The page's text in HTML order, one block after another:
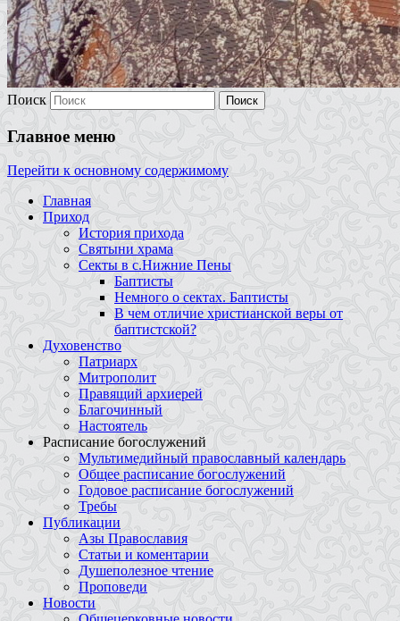
Поиск
Главное меню
Перейти к основному содержимому
Главная
Приход
История прихода
Святыни храма
Секты в с.Нижние Пены
Баптисты
Немного о сектах. Баптисты
В чем отличие христианской веры от
баптистской?
Духовенство
Патриарх
Митрополит
Правящий архиерей
Благочинный
Настоятель
Расписание богослужений
Мультимедийный православный календарь
Общее расписание богослужений
Годовое расписание богослужений
Требы
Публикации
Азы Православия
Статьи и коментарии
Душеполезное чтение
Проповеди
Новости